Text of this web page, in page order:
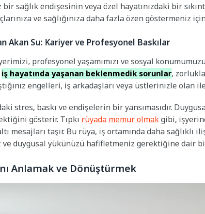
sağlık endişesinin veya özel hayatınızdaki bir
ve sağlığınıza daha fazla özen göstermeniz
Akan Su: Kariyer ve Profesyonel Baskılar
profesyonel yaşamımızı ve sosyal
iş hayatında yaşanan beklenmedik sorunlar,
engelleri, iş arkadaşları veya üstlerinizle olan
stres, baskı ve endişelerin bir yansımasıdır.
gösterir. Tıpkı rüyada memur olmakgibi,
mesajları taşır. Bu rüya, iş ortamında daha sağlıklı
ve duygusal yükünüzü hafifletmeniz gerektiğine dair
Anlamak ve Dönüştürmek